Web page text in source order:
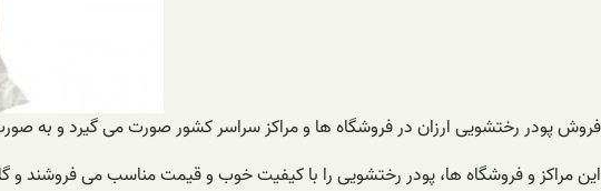
فروش پودر رختشویی ارزان در فروشگاه ها و مراکز سراسر کشور صورت می گیرد و به
این مراکز و فروشگاه ها، پودر رختشویی را با کیفیت خوب و قیمت مناسب می فروشند